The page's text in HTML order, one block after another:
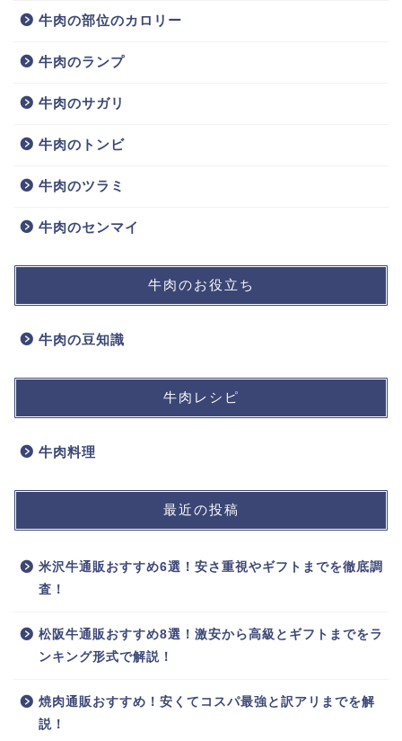
牛肉の部位のカロリー
牛肉のランプ
牛肉のサガリ
牛肉のトンビ
牛肉のツラミ
牛肉のセンマイ
牛肉のお役立ち
牛肉の豆知識
牛肉レシピ
牛肉料理
最近の投稿
米沢牛通販おすすめ6選！安さ重視やギフトまでを徹底調
査！
松阪牛通販おすすめ8選！激安から高級とギフトまでをラ
ンキング形式で解説！
焼肉通販おすすめ！安くてコスパ最強と訳アリまでを解
説！